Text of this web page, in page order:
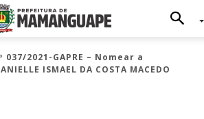
037/2021-GAPRE – Nomear a
ISMAEL DA COSTA MACEDO